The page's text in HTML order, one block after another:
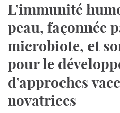
L’immunité
peau, façonnée
microbiote, et
pour le
d’approches
novatrices